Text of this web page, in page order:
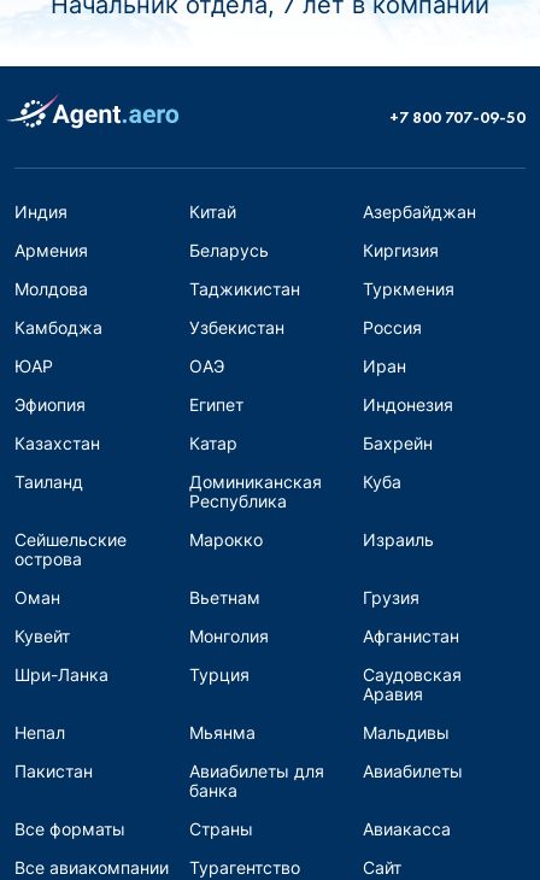
+7 800 707-09-50
Индия Китай
Азербайджан
Армения
Беларусь
Киргизия
Молдова
Таджикистан
Туркмения
Камбоджа
Узбекистан
Россия
ЮАР
ОАЭ
Иран
Эфиопия
Египет
Индонезия
Казахстан
Катар
Бахрейн
Таиланд
Доминиканская
Республика
Куба
Сейшельские
острова
Марокко Израиль
Оман Вьетнам
Грузия
Кувейт
Монголия
Афганистан
Шри-Ланка
Турция
Саудовская
Аравия
Непал
Мьянма
Мальдивы
Пакистан
Авиабилеты для
банка
Авиабилеты
Все форматы Страны
Авиакасса
Все авиакомпании
Турагентство
Сайт